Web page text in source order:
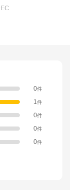
0件
1件
0件
0件
0件